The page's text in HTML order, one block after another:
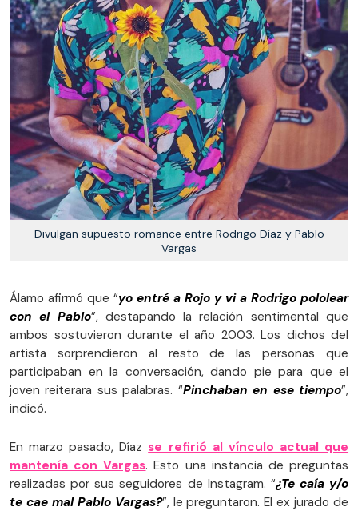
Divulgan supuesto romance entre Rodrigo Díaz y Pablo
Vargas
Álamo afirmó que “yo entré a Rojo y vi a Rodrigo pololear
con el Pablo”, destapando la relación sentimental que
ambos sostuvieron durante el año 2003. Los dichos del
artista sorprendieron al resto de las personas que
participaban en la conversación, dando pie para que el
joven reiterara sus palabras. “Pinchaban en ese tiempo”,
indicó.
En marzo pasado, Díaz se refirió al vínculo actual que
mantenía con Vargas. Esto una instancia de preguntas
realizadas por sus seguidores de Instagram. “¿Te caía y/o
te cae mal Pablo Vargas?”, le preguntaron. El ex jurado de